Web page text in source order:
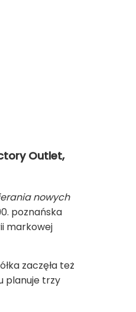
Outlet,
nowych
poznańska
markowej
zaczęła też
planuje trzy